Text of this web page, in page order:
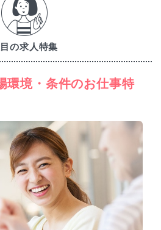
の求人特集
環境・条件のお仕事特